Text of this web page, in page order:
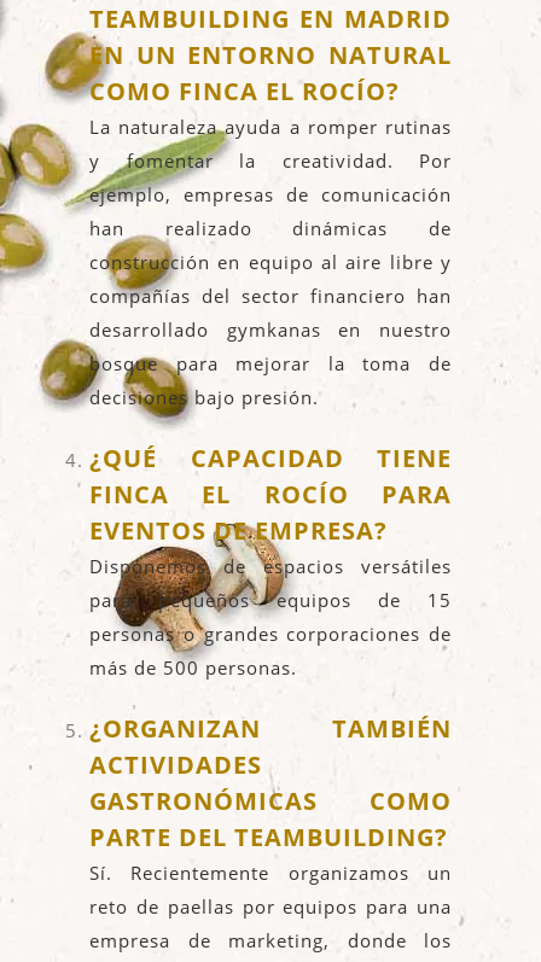
TEAMBUILDING EN MADRID
EN UN ENTORNO NATURAL
COMO FINCA EL ROCÍO?
La naturaleza ayuda a romper rutinas
y fomentar la creatividad. Por
ejemplo, empresas de comunicación
han realizado dinámicas de
construcción en equipo al aire libre y
compañías del sector financiero han
desarrollado gymkanas en nuestro
bosque para mejorar la toma de
decisiones bajo presión.
¿QUÉ CAPACIDAD TIENE
FINCA EL ROCÍO PARA
EVENTOS DE EMPRESA?
Disponemos de espacios versátiles
para pequeños equipos de 15
personas o grandes corporaciones de
más de 500 personas.
¿ORGANIZAN TAMBIÉN
ACTIVIDADES
GASTRONÓMICAS COMO
PARTE DEL TEAMBUILDING?
Sí. Recientemente organizamos un
reto de paellas por equipos para una
empresa de marketing, donde los